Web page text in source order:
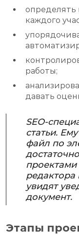
определять
каждого
работы;
давать
SEO-
статьи.
файл по
редактора
увидят
документ.
Этапы